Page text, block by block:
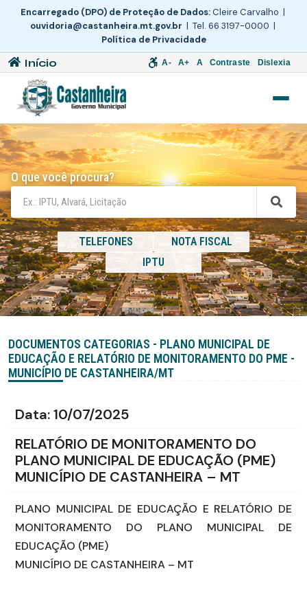
Encarregado (DPO) de Proteção de Dados:Cleire Carvalho |
ouvidoria@castanheira.mt.gov.br | Tel. 66 3197-0000 |
Política de Privacidade
Início A- A+ A Contraste Dislexia
O que você procura?
TELEFONES
NOTA FISCAL
IPTU
DOCUMENTOS CATEGORIAS - PLANO MUNICIPAL DE
EDUCAÇÃO E RELATÓRIO DE MONITORAMENTO DO PME -
MUNICÍPIO DE CASTANHEIRA/MT
Data:10/07/2025
RELATÓRIO DE MONITORAMENTO DO
PLANO MUNICIPAL DE EDUCAÇÃO (PME)
MUNICÍPIO DE CASTANHEIRA – MT
PLANO MUNICIPAL DE EDUCAÇÃO E RELATÓRIO DE
MONITORAMENTO DO PLANO MUNICIPAL DE
EDUCAÇÃO (PME)
MUNICÍPIO DE CASTANHEIRA – MT